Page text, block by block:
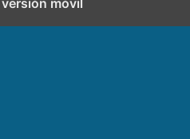
versión móvil